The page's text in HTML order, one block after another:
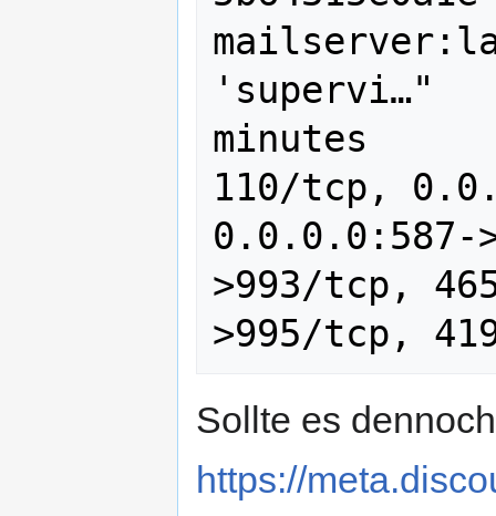
'supervi…"
minutes
110/tcp,
0.0.0.0:587-
>993/tcp,
Sollte es
https://